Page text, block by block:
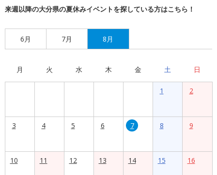
来週以降の大分県の夏休みイベントを探している方はこちら！
6月 7月 8月
月 火 水 木 金 土 日
1 2
3 4 5 6 7 8 9
10
11
12
13
14
15
16